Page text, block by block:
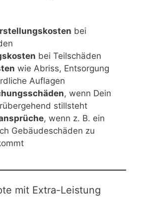
bei
bei Teilschäden
wie Abriss, Entsorgung
Auflagen
, wenn Dein
stillsteht
, wenn z. B. ein
Gebäudeschäden zu
mit Extra-Leistung